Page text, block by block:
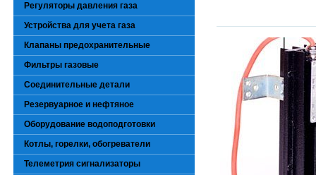
Регуляторы давления газа
Устройства для учета газа
Клапаны предохранительные
Фильтры газовые
Соединительные детали
Резервуарное и нефтяное
Оборудование водоподготовки
Котлы, горелки, обогреватели
Телеметрия сигнализаторы